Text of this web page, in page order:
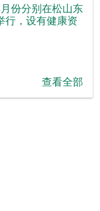
份分别在松山东
行，设有健康资
查看全部